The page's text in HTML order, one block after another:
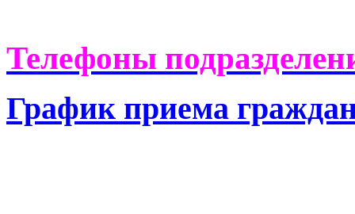
Телефоны
График приема